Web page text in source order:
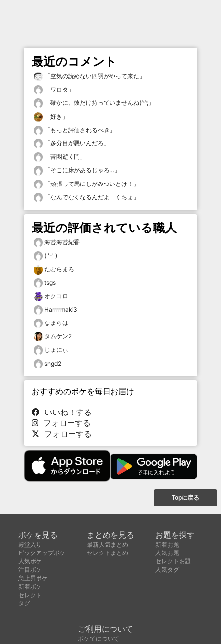
最近のコメント
「空気の読めない四羽がやって来た 」
「ワロタ 」
「確かに、彼だけ持っていませんね(^^; 」
「好き 」
「 もっと評価されるべき 」
「多分目が悪いんだろ 」
「苦悶逝く門 」
「そこに床があるじゃろ… 」
「頑張って馬にしがみついとけ！ 」
「なんでなくなるんだよ くちょ 」
最近の評価されている職人
海苔海苔紀香
( '-' )
たむらまろ
tsgs
オクコロ
Harrrrmaki3
なまらは
タムケン2
じょにぃ
sngd2
おすすめのボケを毎日お届け
いいね！する
フォローする
フォローする
Topに戻る
ボケを見る
殿堂入り
ピックアップボケ
人気ボケ
注目ボケ
急上昇ボケ
新着ボケ
セレクト
タグ
まとめを見る
最新人気まとめ
セレクトまとめ
お題を探す
新着お題
人気お題
セレクトお題
人気タグ
ご利用について
ボケてについて